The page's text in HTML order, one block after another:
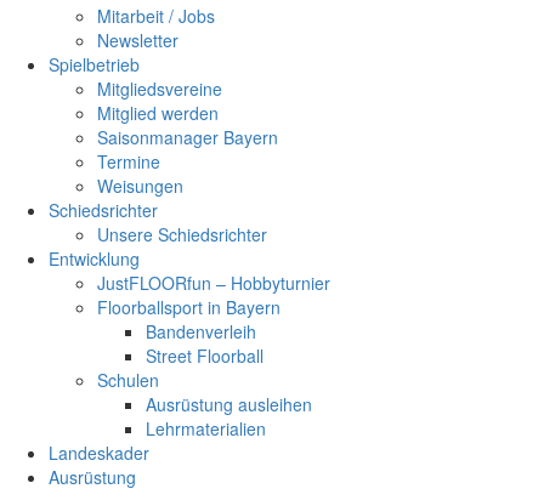
Mitarbeit / Jobs
Newsletter
Spielbetrieb
Mitgliedsvereine
Mitglied werden
Saisonmanager Bayern
Termine
Weisungen
Schiedsrichter
Unsere Schiedsrichter
Entwicklung
JustFLOORfun – Hobbyturnier
Floorballsport in Bayern
Bandenverleih
Street Floorball
Schulen
Ausrüstung ausleihen
Lehrmaterialien
Landeskader
Ausrüstung